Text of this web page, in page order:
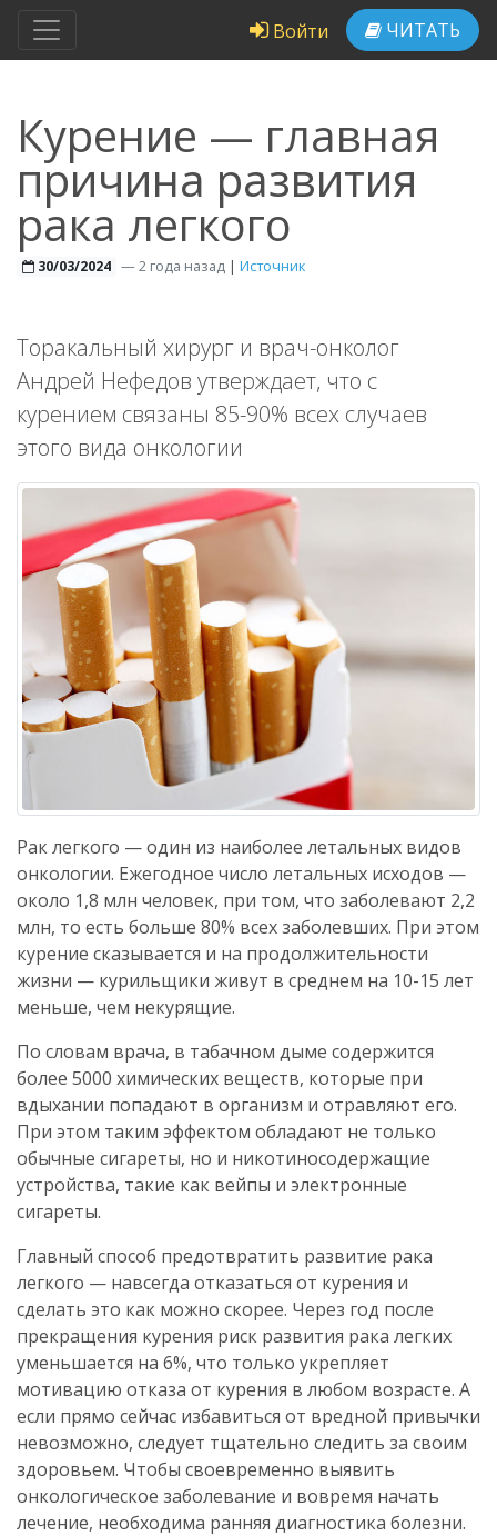
Войти ЧИТАТЬ
Курение — главная
причина развития
рака легкого
30/03/2024 —2 года назад | Источник
Торакальный хирург и врач-онколог
Андрей Нефедов утверждает, что с
курением связаны 85-90% всех случаев
этого вида онкологии
Рак легкого — один из наиболее летальных видов
онкологии. Ежегодное число летальных исходов —
около 1,8 млн человек, при том, что заболевают 2,2
млн, то есть больше 80% всех заболевших. При этом
курение сказывается и на продолжительности
жизни — курильщики живут в среднем на 10-15 лет
меньше, чем некурящие.
По словам врача, в табачном дыме содержится
более 5000 химических веществ, которые при
вдыхании попадают в организм и отравляют его.
При этом таким эффектом обладают не только
обычные сигареты, но и никотиносодержащие
устройства, такие как вейпы и электронные
сигареты.
Главный способ предотвратить развитие рака
легкого — навсегда отказаться от курения и
сделать это как можно скорее. Через год после
прекращения курения риск развития рака легких
уменьшается на 6%, что только укрепляет
мотивацию отказа от курения в любом возрасте. А
если прямо сейчас избавиться от вредной привычки
невозможно, следует тщательно следить за своим
здоровьем. Чтобы своевременно выявить
онкологическое заболевание и вовремя начать
лечение, необходима ранняя диагностика болезни.